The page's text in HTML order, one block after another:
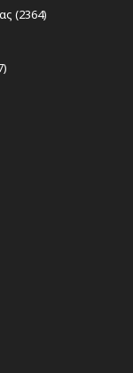
(2364)